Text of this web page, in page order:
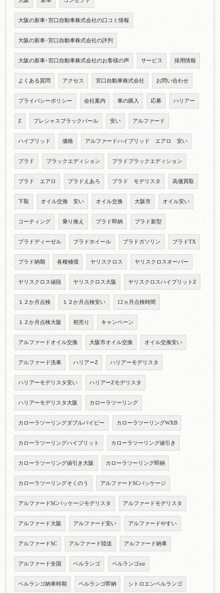
大阪の新車･宮口自動車株式会社の口コミ情報
大阪の新車･宮口自動車株式会社の評判
大阪の新車･宮口自動車株式会社のお客様の声 サービス 採用情報
よくある質問 アクセス 宮口自動車株式会社 お問い合わせ
プライバシーポリシー 会社案内 車の購入 応募 ハリアー
Z プレシャスブラックパール 安い アルファード
ハイブリッド 価格 アルファードハイブリッド エアロ 安い
プラド ブラックエディション プラドブラックエディション
プラド エアロ プラドえあろ プラド モデリスタ 高価買取
下取 オイル交換 安い オイル交換 大阪市 オイル安い
コーティング 乗り換え プラド即納 プラド新型
プラドディーゼル プラドホイール プラドガソリン プラドTX
プラド納期 各種補償 ヤリスクロス ヤリスクロスオーバー
ヤリスクロス値段 ヤリスクロス大阪 ヤリスクロスハイブリットZ
１２か月点検 １２か月点検安い 12ヵ月点検時間
１２か月点検大阪 初売り キャンペーン
アルファードオイル交換 大阪市オイル交換 オイル交換安い
アルファード洗車 ハリアーZ ハリアーモデリスタ
ハリアーモデリスタ安い ハリアーZモデリスタ
ハリアーモデリスタ大阪 カローラツーリング
カローラツーリングダブルバイビー カローラツーリングWXB
カローラツーリングハイブリット カローラツーリング値引き
カローラツーリング値引き大阪 カローラツーリング即納
カローラツーリングそくのう アルファードSCパッケージ
アルファードSCパッケージモデリスタ アルファードモデリスタ
アルファード大阪 アルファード安い アルファードやすい
アルファードSC アルファード陸送 アルファード納車
アルファード全国 ベルランゴ ベルランゴxtr
ベルランゴ納車時期 ベルランゴ即納 シトロエンベルランゴ